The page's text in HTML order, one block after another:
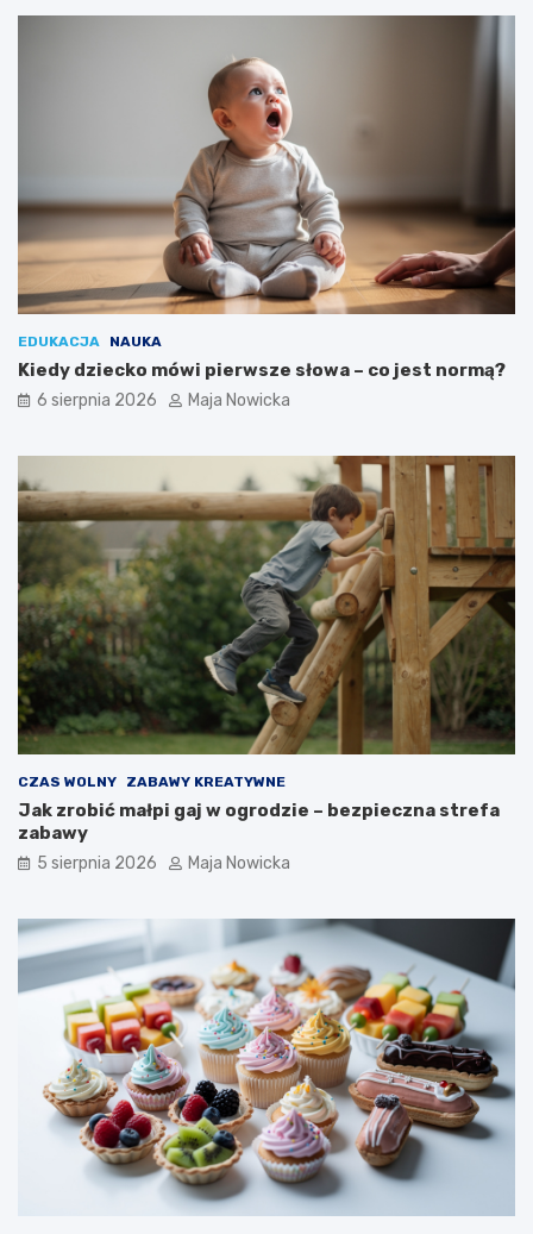
EDUKACJA NAUKA
Kiedy dziecko mówi pierwsze słowa – co jest normą?
6 sierpnia 2026 Maja Nowicka
CZAS WOLNY ZABAWY KREATYWNE
Jak zrobić małpi gaj w ogrodzie – bezpieczna strefa
zabawy
5 sierpnia 2026 Maja Nowicka